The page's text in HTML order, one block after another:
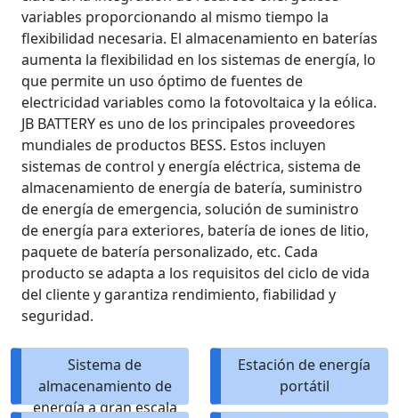
variables proporcionando al mismo tiempo la
flexibilidad necesaria. El almacenamiento en baterías
aumenta la flexibilidad en los sistemas de energía, lo
que permite un uso óptimo de fuentes de
electricidad variables como la fotovoltaica y la eólica.
JB BATTERY es uno de los principales proveedores
mundiales de productos BESS. Estos incluyen
sistemas de control y energía eléctrica, sistema de
almacenamiento de energía de batería, suministro
de energía de emergencia, solución de suministro
de energía para exteriores, batería de iones de litio,
paquete de batería personalizado, etc. Cada
producto se adapta a los requisitos del ciclo de vida
del cliente y garantiza rendimiento, fiabilidad y
seguridad.
Sistema de
almacenamiento de
energía a gran escala
Estación de energía
portátil